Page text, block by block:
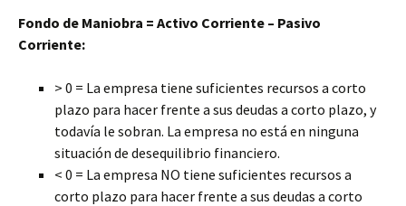
Fondo de Maniobra = Activo Corriente – Pasivo
Corriente:
> 0 = La empresa tiene suficientes recursos a corto
plazo para hacer frente a sus deudas a corto plazo, y
todavía le sobran. La empresa no está en ninguna
situación de desequilibrio financiero.
< 0 = La empresa NO tiene suficientes recursos a
corto plazo para hacer frente a sus deudas a corto